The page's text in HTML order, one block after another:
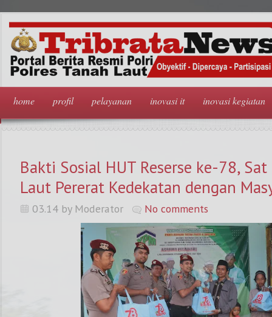
home profil pelayanan inovasi it inovasi kegiatan
Bakti Sosial HUT Reserse ke-78,
Laut Pererat Kedekatan dengan
03.14 by Moderator No comments